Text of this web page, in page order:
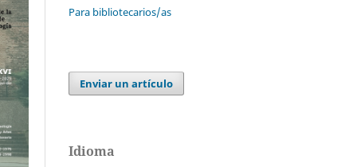
Para bibliotecarios/as
Enviar un artículo
Idioma